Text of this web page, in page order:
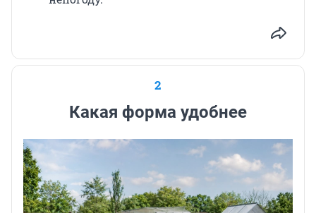
2
Какая форма удобнее